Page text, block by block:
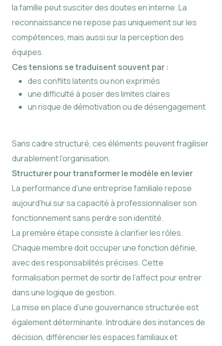
la famille peut susciter des doutes en interne. La
reconnaissance ne repose pas uniquement sur les
compétences, mais aussi sur la perception des
équipes.
Ces tensions se traduisent souvent par :
des conflits latents ou non exprimés
une difficulté à poser des limites claires
un risque de démotivation ou de désengagement
Sans cadre structuré, ces éléments peuvent fragiliser
durablement l’organisation.
Structurer pour transformer le modèle en levier
La performance d’une entreprise familiale repose
aujourd’hui sur sa capacité à professionnaliser son
fonctionnement sans perdre son identité.
La première étape consiste à clarifier les rôles.
Chaque membre doit occuper une fonction définie,
avec des responsabilités précises. Cette
formalisation permet de sortir de l’affect pour entrer
dans une logique de gestion.
La mise en place d’une gouvernance structurée est
également déterminante. Introduire des instances de
décision, différencier les espaces familiaux et